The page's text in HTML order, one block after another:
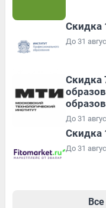
Скидка
До 31
Скидка
До 31
Скидка
До 31